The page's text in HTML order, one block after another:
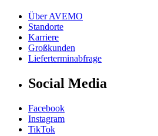
Über AVEMO
Standorte
Karriere
Großkunden
Lieferterminabfrage
Social Media
Facebook
Instagram
TikTok